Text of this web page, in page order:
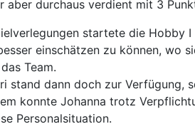
aber durchaus verdient mit 3
startete die Hobby
einschätzen zu können, wo
Team.
stand dann doch zur Verfügung,
konnte Johanna trotz
Personalsituation.